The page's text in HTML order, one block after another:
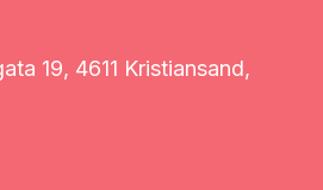
19, 4611 Kristiansand,